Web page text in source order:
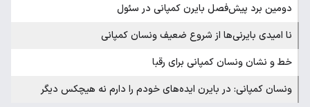
دومین برد پیش‌فصل بایرن کمپانی در سئول
نا امیدی بایرنی‌ها از شروع ضعیف ونسان کمپانی
خط و نشان ونسان کمپانی برای رقبا
ونسان کمپانی: در بایرن ایده‌های خودم را دارم نه هیچکس دیگر